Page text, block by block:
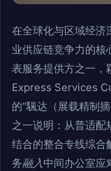
在全球化与区域经济
业供应链竞争力的核
表服务提供方之一
Express Services
的“颿达（展载精制
之一说明：从普适配
结合的整合专线综合
务融入中间办公室应